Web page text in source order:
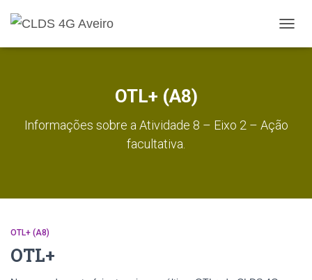
A
OTL+ (A8)
Informações sobre a Atividade 8 – Eixo 2 – Ação
facultativa.
OTL+ (A8)
OTL+